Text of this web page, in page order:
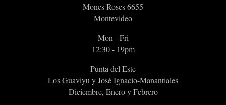
Mones Roses 6655
Montevideo
Mon - Fri
12:30 - 19pm
Punta del Este
Los Guaviyu y José Ignacio-Manantiales
Diciembre, Enero y Febrero